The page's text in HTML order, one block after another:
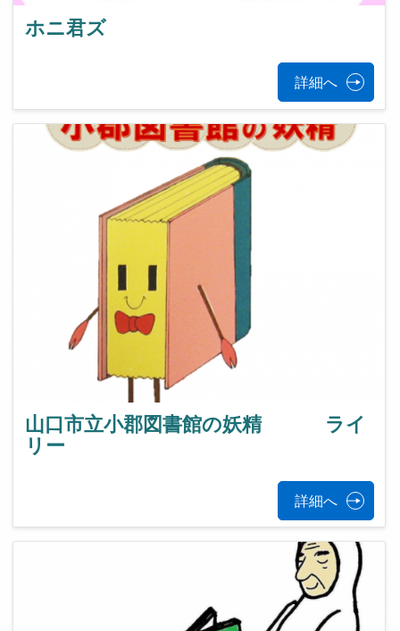
ホニ君ズ
詳細へ
山口市立小郡図書館の妖精 ライ
リー
詳細へ